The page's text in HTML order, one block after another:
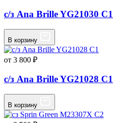
с/з Ana Brille YG21030 C1
В корзину
от 3 800 ₽
с/з Ana Brille YG21028 C1
В корзину